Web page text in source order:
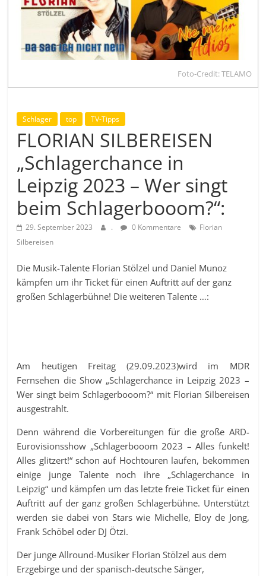
Foto-Credit: TELAMO
Schlager top TV-Tipps
FLORIAN SILBEREISEN
„Schlagerchance in
Leipzig 2023 – Wer singt
beim Schlagerbooom?“:
29. September 2023 . 0 Kommentare
Florian
Silbereisen
Die Musik-Talente Florian Stölzel und Daniel Munoz
kämpfen um ihr Ticket für einen Auftritt auf der ganz
großen Schlagerbühne! Die weiteren Talente …:
Am heutigen Freitag (29.09.2023)wird im MDR
Fernsehen die Show „Schlagerchance in Leipzig 2023 –
Wer singt beim Schlagerbooom?“ mit Florian Silbereisen
ausgestrahlt.
Denn während die Vorbereitungen für die große ARD-
Eurovisionsshow „Schlagerbooom 2023 – Alles funkelt!
Alles glitzert!“ schon auf Hochtouren laufen, bekommen
einige junge Talente noch ihre „Schlagerchance in
Leipzig“ und kämpfen um das letzte freie Ticket für einen
Auftritt auf der ganz großen Schlagerbühne. Unterstützt
werden sie dabei von Stars wie Michelle, Eloy de Jong,
Frank Schöbel oder DJ Ötzi.
Der junge Allround-Musiker Florian Stölzel aus dem
Erzgebirge und der spanisch-deutsche Sänger,